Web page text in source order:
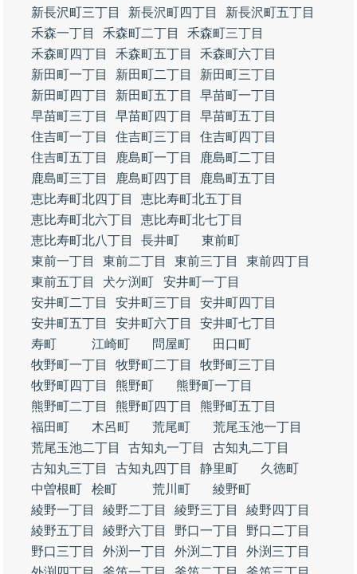
新長沢町三丁目
新長沢町四丁目
新長沢町五丁目
禾森一丁目
禾森町二丁目
禾森町三丁目
禾森町四丁目
禾森町五丁目
禾森町六丁目
新田町一丁目
新田町二丁目
新田町三丁目
新田町四丁目
新田町五丁目
早苗町一丁目
早苗町三丁目
早苗町四丁目
早苗町五丁目
住吉町一丁目
住吉町三丁目
住吉町四丁目
住吉町五丁目
鹿島町一丁目
鹿島町二丁目
鹿島町三丁目
鹿島町四丁目
鹿島町五丁目
恵比寿町北四丁目
恵比寿町北五丁目
恵比寿町北六丁目
恵比寿町北七丁目
恵比寿町北八丁目
長井町
東前町
東前一丁目
東前二丁目 東前三丁目
東前四丁目
東前五丁目
犬ケ渕町
安井町一丁目
安井町二丁目
安井町三丁目
安井町四丁目
安井町五丁目
安井町六丁目
安井町七丁目
寿町
江崎町 問屋町
田口町
牧野町一丁目
牧野町二丁目
牧野町三丁目
牧野町四丁目
熊野町
熊野町一丁目
熊野町二丁目
熊野町四丁目
熊野町五丁目
福田町
木呂町 荒尾町
荒尾玉池一丁目
荒尾玉池二丁目
古知丸一丁目
古知丸二丁目
古知丸三丁目
古知丸四丁目 静里町
久徳町
中曽根町
桧町 荒川町
綾野町
綾野一丁目
綾野二丁目 綾野三丁目
綾野四丁目
綾野五丁目
綾野六丁目 野口一丁目
野口二丁目
野口三丁目
外渕一丁目 外渕二丁目
外渕三丁目